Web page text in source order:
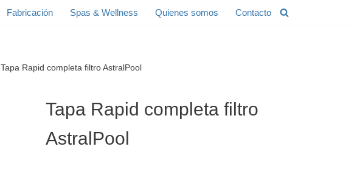
Fabricación Spas & Wellness Quienes somos Contacto
Tapa Rapid completa filtro AstralPool
Tapa Rapid completa filtro
AstralPool